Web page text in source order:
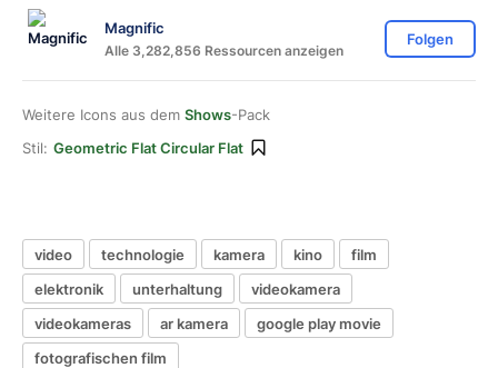
Magnific
Alle 3,282,856 Ressourcen anzeigen
Folgen
Weitere Icons aus dem Shows-Pack
Stil: Geometric Flat Circular Flat
video technologie kamera kino
film
elektronik
unterhaltung
videokamera
videokameras
ar kamera
google play movie
fotografischen film